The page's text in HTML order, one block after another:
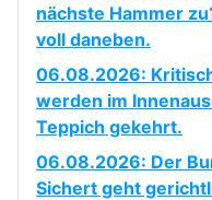
nächste Hammer
voll daneben.
06.08.2026:
werden im
Teppich gekehrt.
06.08.2026: Der
Sichert geht